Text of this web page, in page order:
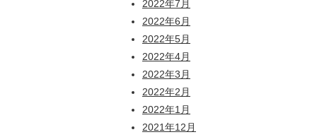
2022年7月
2022年6月
2022年5月
2022年4月
2022年3月
2022年2月
2022年1月
2021年12月